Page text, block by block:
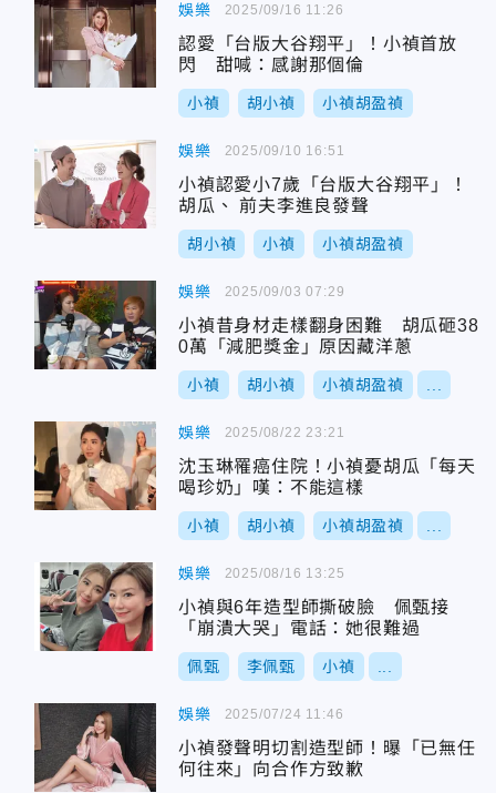
娛樂
認愛「台版大谷翔平」！小禎首放
閃 甜喊：感謝那個倫
小禎 胡小禎 小禎胡盈禎
2025/09/16 11:26
娛樂
小禎認愛小7歲「台版大谷翔平」！
胡瓜、 前夫李進良發聲
胡小禎 小禎 小禎胡盈禎
2025/09/10 16:51
娛樂
小禎昔身材走樣翻身困難 胡瓜砸38
0萬「減肥獎金」原因藏洋蔥
小禎 胡小禎 小禎胡盈禎
2025/09/03 07:29
娛樂
沈玉琳罹癌住院！小禎憂胡瓜「每天
喝珍奶」嘆：不能這樣
小禎 胡小禎 小禎胡盈禎
2025/08/22 23:21
娛樂
小禎與6年造型師撕破臉 佩甄接
「崩潰大哭」電話：她很難過
佩甄 李佩甄 小禎
2025/08/16 13:25
娛樂
小禎發聲明切割造型師！曝「已無任
何往來」向合作方致歉
2025/07/24 11:46